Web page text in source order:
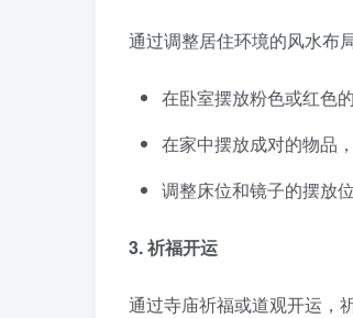
通过调整居住环境的风水布
在卧室摆放粉色或红色
在家中摆放成对的物品
调整床位和镜子的摆放
3. 祈福开运
通过寺庙祈福或道观开运，